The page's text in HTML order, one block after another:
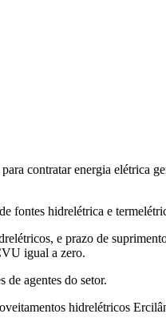
contratar energia elétrica
fontes hidrelétrica e
e prazo de
igual a zero.
agentes do setor.
hidrelétricos